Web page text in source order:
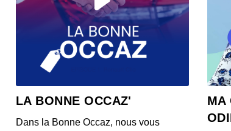
23 juin 2026 : Sécurité
tardive
00:04:02 - IL Y A 1 MOIS
tardive
LA BONNE OCCAZ'
Dans la Bonne Occaz, nous vous
MA